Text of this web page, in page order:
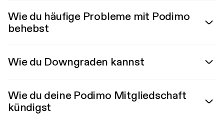
Wie du häufige Probleme mit Podimo
behebst
Wie du Downgraden kannst
Wie du deine Podimo Mitgliedschaft
kündigst